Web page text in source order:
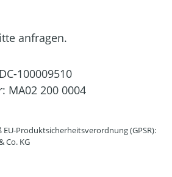
anfragen.
DC-100009510
MA02 200 0004
Produktsicherheitsverordnung (GPSR):
Co. KG